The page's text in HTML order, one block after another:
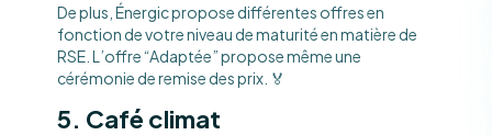
De plus, Énergic propose différentes offres en
fonction de votre niveau de maturité en matière de
RSE. L’offre “Adaptée” propose même une
cérémonie de remise des prix. 🏅
5. Café climat